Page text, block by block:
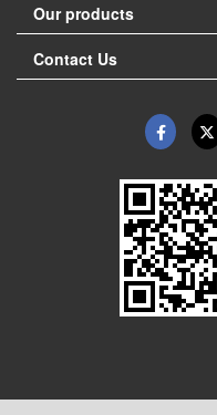
Our products
Contact Us